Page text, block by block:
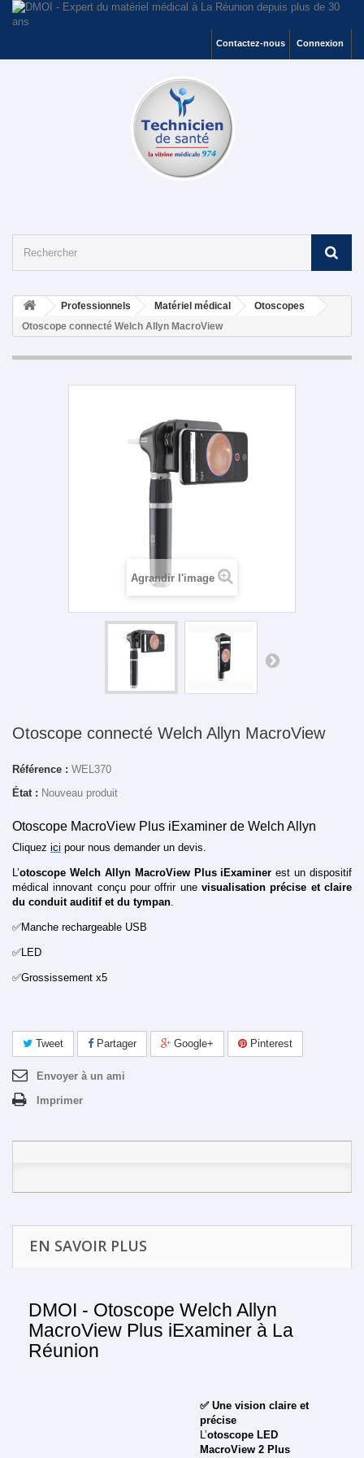
Connexion
Contactez-nous
Professionnels Matériel médical
Otoscopes
Otoscope connecté Welch Allyn MacroView
Agrandir l'image
Otoscope connecté Welch Allyn MacroView
Référence : WEL370
État : Nouveau produit
Otoscope MacroView Plus iExaminer de Welch Allyn
Cliquez ici pour nous demander un devis.
L’otoscope Welch Allyn MacroView Plus iExaminer est un dispositif
médical innovant conçu pour offrir une visualisation précise et claire
du conduit auditif et du tympan.
✅Manche rechargeable USB
✅LED
✅Grossissement x5
Tweet Partager Google+ Pinterest
Envoyer à un ami
Imprimer
EN SAVOIR PLUS
DMOI - Otoscope Welch Allyn
MacroView Plus iExaminer à La
Réunion
✅ Une vision claire et
précise
L’otoscope LED
MacroView 2 Plus